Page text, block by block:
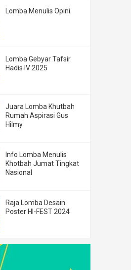
Lomba Menulis Opini
Lomba Gebyar Tafsir
Hadis IV 2025
Juara Lomba Khutbah
Rumah Aspirasi Gus
Hilmy
Info Lomba Menulis
Khotbah Jumat Tingkat
Nasional
Raja Lomba Desain
Poster HI-FEST 2024